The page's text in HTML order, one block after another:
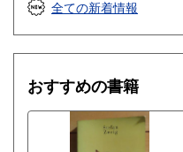
哲学宗教、歴史、美術工芸
全ての新着情報
おすすめの書籍